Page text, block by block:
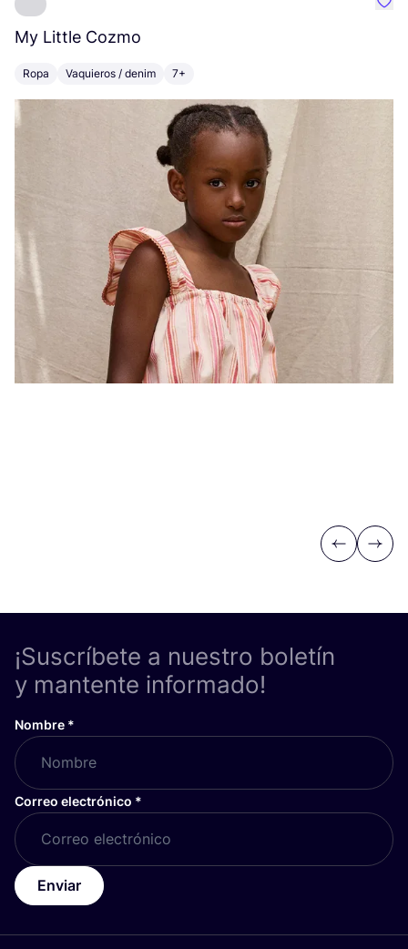
My Little Cozmo
Ropa Vaquieros / denim 7+
Previous
Next
¡Suscríbete a nuestro boletín
y mantente informado!
Nombre *
Correo electrónico *
Enviar